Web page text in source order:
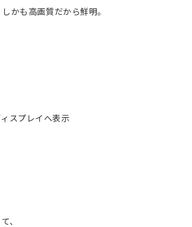
かも高画質だから鮮明。
スプレイへ表示
、